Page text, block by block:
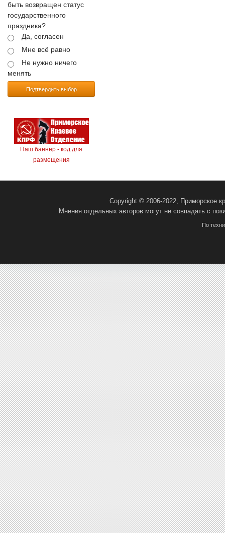
быть возвращен статус
государственного
праздника?
Да, согласен
Мне всё равно
Не нужно ничего
менять
Подтвердить выбор
Наш баннер - код для
размещения
Copyright © 2006-2022, Приморское
Мнения отдельных авторов могут не совпадать с
По